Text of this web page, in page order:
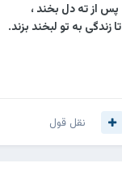
پس از ته دل بخند ،
تا زندگی به تو لبخند بزند.
نقل قول